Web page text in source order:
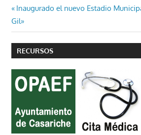
Navegación
de
entradas
Entrada
anterior:
Inaugurado el nuevo Estadio
Gil»
RECURSOS